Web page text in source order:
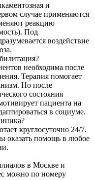
и
случае применяются
реакцию
Под
воздействие
необходима после
Терапия помогает
Но после
состояния
пациента на
в социуме.
круглосуточно 24/7.
оказать помощь в любое
в Москве и
можно по номеру